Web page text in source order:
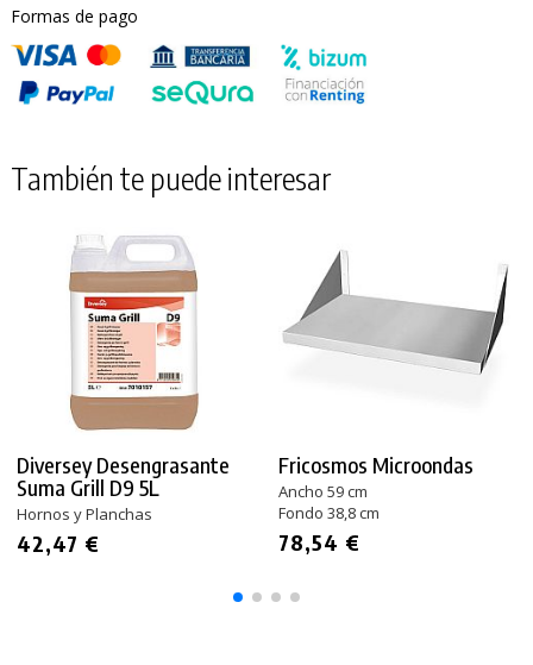
Formas de pago
También te puede interesar
Diversey Desengrasante
Suma Grill D9 5L
Hornos y Planchas
42,47 €
Fricosmos Microondas
Ancho 59 cm
Fondo 38,8 cm
78,54 €